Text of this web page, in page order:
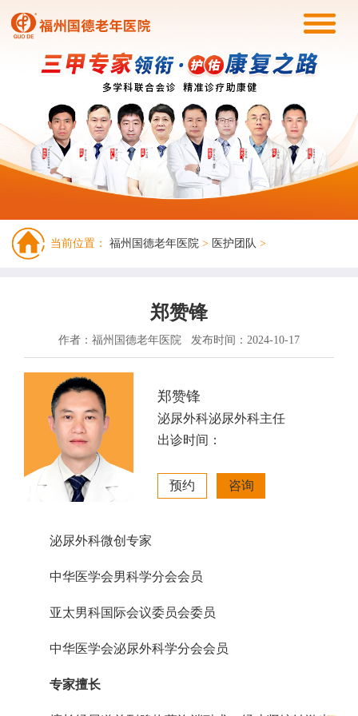
当前位置： 福州国德老年医院 > 医护团队 >
郑赞锋
作者：福州国德老年医院 发布时间：2024-10-17
郑赞锋
泌尿外科泌尿外科主任
出诊时间：
预约 咨询
泌尿外科微创专家
中华医学会男科学分会会员
亚太男科国际会议委员会委员
中华医学会泌尿外科学分会会员
专家擅长